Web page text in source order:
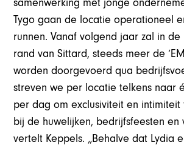
samenwerking met jonge
Tygo gaan de locatie operationeel
runnen. Vanaf volgend jaar zal in
rand van Sittard, steeds meer de
worden doorgevoerd qua
streven we per locatie telkens naar
per dag om exclusiviteit en
bij de huwelijken, bedrijfsfeesten en
vertelt Keppels. „Behalve dat Lydia